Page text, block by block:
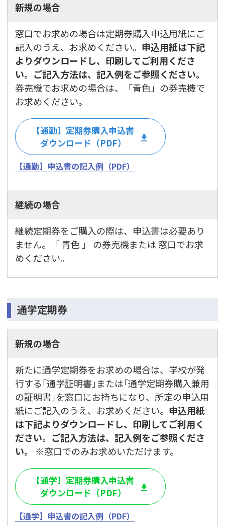
新規の場合
窓口でお求めの場合は定期券購入申込用紙にご
記入のうえ、お求めください。 申込用紙は下記
よりダウンロードし、印刷してご利用くださ
い。ご記入方法は、記入例をご参照ください。
券売機でお求めの場合は、「青色」の券売機で
お求めください。
【通勤】定期券購入申込書
ダウンロード（PDF）
【通勤】申込書の記入例（PDF）
継続の場合
継続定期券をご購入の際は、申込書は必要あり
ません。「 青色 」 の券売機または 窓口でお求
めください。
通学定期券
新規の場合
新たに通学定期券をお求めの場合は、学校が発
行する｢通学証明書｣または｢通学定期券購入兼用
の証明書｣を窓口にお持ちになり、所定の申込用
紙にご記入のうえ、お求めください。 申込用紙
は下記よりダウンロードし、印刷してご利用く
ださい。ご記入方法は、記入例をご参照くださ
い。
※窓口でのみお求めいただけます。
【通学】定期券購入申込書
ダウンロード（PDF）
【通学】申込書の記入例（PDF）